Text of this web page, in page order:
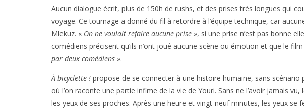
Aucun dialogue écrit, plus de 150h de rushs, et des prises très longues qui
voyage. Ce tournage a donné du fil à retordre à l’équipe technique, car
Mlekuz. « On ne voulait refaire aucune prise », si une prise n’est pas bonne
comédiens précisent qu’ils n’ont joué aucune scène ou émotion et que le film
par deux comédiens ».
À bicyclette ! propose de se connecter à une histoire humaine, sans scénario
où l’on raconte une partie infime de la vie de Youri. Sans ne l’avoir jamais
les yeux de ses proches. Après une heure et vingt-neuf minutes, les yeux se